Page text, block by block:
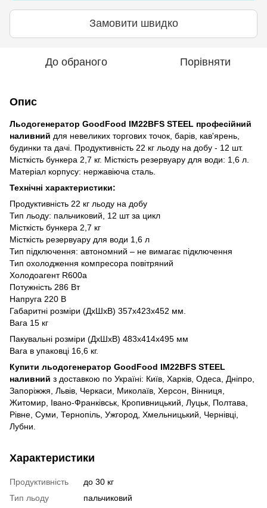
Замовити швидко
До обраного Порівняти
Опис
Льодогенератор GoodFood IM22BFS STEEL професійний
наливний для невеликих торгових точок, барів, кав'ярень,
будинки та дачі. Продуктивність 22 кг льоду на добу - 12 шт.
Місткість бункера 2,7 кг. Місткість резервуару для води: 1,6 л.
Матеріал корпусу: нержавіюча сталь.
Технічні характеристики:
Продуктивність 22 кг льоду на добу
Тип льоду: пальчиковий, 12 шт за цикл
Місткість бункера 2,7 кг
Місткість резервуару для води 1,6 л
Тип підключення: автономний – не вимагає підключення
Тип охолодження компресора повітряний
Холодоагент R600a
Потужність 286 Вт
Напруга 220 В
Габаритні розміри (ДхШхВ) 357х423х452 мм.
Вага 15 кг
Пакувальні розміри (ДхШхВ) 483х414х495 мм
Вага в упаковці 16,6 кг.
Купити льодогенератор GoodFood IM22BFS STEEL
наливний з доставкою по Україні: Київ, Харків, Одеса, Дніпро,
Запоріжжя, Львів, Черкаси, Миколаїв, Херсон, Вінниця,
Житомир, Івано-Франківськ, Кропивницький, Луцьк, Полтава,
Рівне, Суми, Тернопіль, Ужгород, Хмельницький, Чернівці,
Лубни.
Характеристики
Продуктивність
до 30 кг
Тип льоду
пальчиковий